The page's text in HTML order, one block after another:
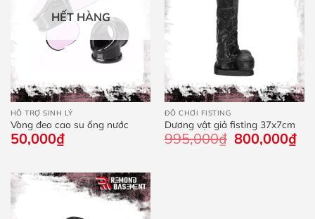
HẾT HÀNG
HỖ TRỢ SINH LÝ
Vòng đeo cao su ống nước
50,000₫
ĐỒ CHƠI FISTING
Dương vật giả fisting 37x7cm
995,000₫ Giá
gốc
800,000₫Giá